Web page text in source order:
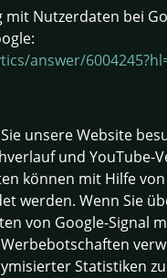
Nutzerdaten bei
answer/
unsere Website
und YouTube-
können mit Hilfe
werden. Wenn Sie
von Google-Signal
Statistiken